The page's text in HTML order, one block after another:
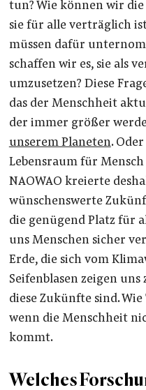
tun? Wie können wir
sie für alle verträglich
müssen dafür
schaffen wir es, sie als
umzusetzen? Diese
das der Menschheit
der immer größer
unserem Planeten.
Lebensraum für
NAOWAO kreierte
wünschenswerte
die genügend Platz für
uns Menschen sicher
Erde, die sich vom
Seifenblasen zeigen
diese Zukünfte sind.
wenn die Menschheit
kommt.
Welches